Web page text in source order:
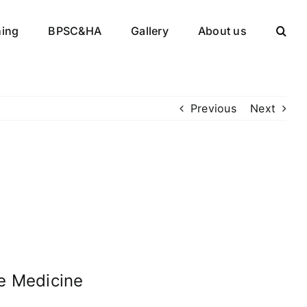
BPSC&HA Gallery About us
Previous Next
Medicine